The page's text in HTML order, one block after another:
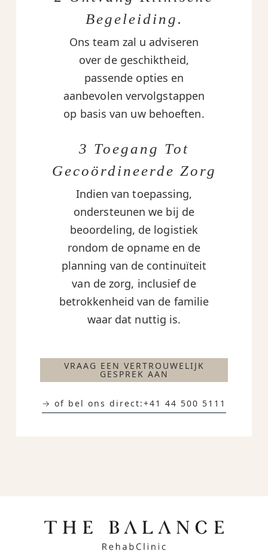
Begeleiding.
Ons team zal u adviseren
over de geschiktheid,
passende opties en
aanbevolen vervolgstappen
op basis van uw behoeften.
3 Toegang Tot
Gecoördineerde Zorg
Indien van toepassing,
ondersteunen we bij de
beoordeling, de logistiek
rondom de opname en de
planning van de continuïteit
van de zorg, inclusief de
betrokkenheid van de familie
waar dat nuttig is.
VRAAG EEN VERTROUWELIJK
GESPREK AAN
→ of bel ons direct:+41 44 500 5111